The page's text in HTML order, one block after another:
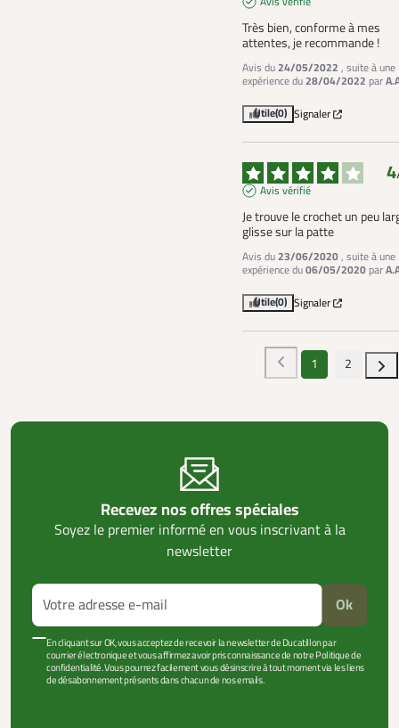
Très bien, conforme à mes
attentes, je recommande !
Avis du24/05/2022 , suite à une
expérience du28/04/2022 par
Utile(0) Signaler
4
Avis vérifié
Je trouve le crochet un peu
glisse sur la patte
Avis du23/06/2020, suite à une
expérience du06/05/2020 par
Utile(0) Signaler
1 2
Recevez nos offres spéciales
Soyez le premier informé en vous inscrivant à la
newsletter
Ok
En cliquant sur OK, vous acceptez de recevoir la newsletter de Ducatillon par
courrier électronique et vous affirmez avoir pris connaissance de notre Politique de
confidentialité. Vous pourrez facilement vous désinscrire à tout moment via les liens
de désabonnement présents dans chacun de nos emails.